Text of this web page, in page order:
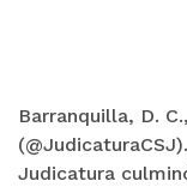
Barranquilla, D.
Judicatura